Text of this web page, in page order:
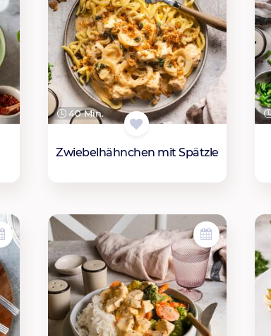
40 Min.
Zwiebelhähnchen mit Spätzle